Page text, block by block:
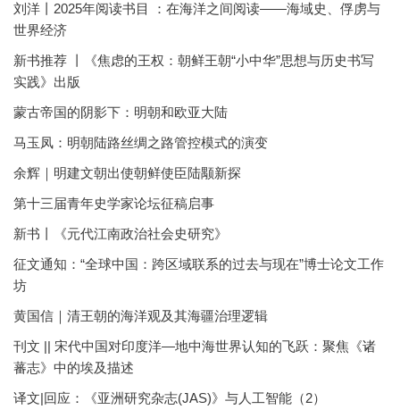
刘洋丨2025年阅读书目 ：在海洋之间阅读——海域史、俘虏与
世界经济
新书推荐 丨《焦虑的王权：朝鲜王朝“小中华”思想与历史书写
实践》出版
蒙古帝国的阴影下：明朝和欧亚大陆
马玉凤：明朝陆路丝绸之路管控模式的演变
余辉｜明建文朝出使朝鲜使臣陆颙新探
第十三届青年史学家论坛征稿启事
新书丨《元代江南政治社会史研究》
征文通知：“全球中国：跨区域联系的过去与现在”博士论文工作
坊
黄国信｜清王朝的海洋观及其海疆治理逻辑
刊文 || 宋代中国对印度洋—地中海世界认知的飞跃：聚焦《诸
蕃志》中的埃及描述
译文|回应：《亚洲研究杂志(JAS)》与人工智能（2）